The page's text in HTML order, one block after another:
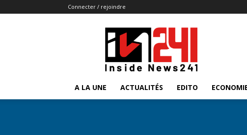
Connecter / rejoindre
Insidenews241
A LA UNE ACTUALITÉS EDITO